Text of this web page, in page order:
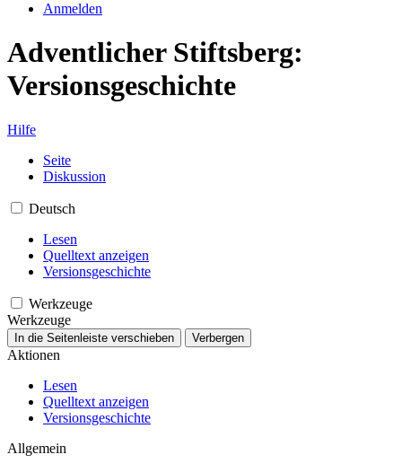
Anmelden
Adventlicher Stiftsberg:
Versionsgeschichte
Hilfe
Seite
Diskussion
Deutsch
Lesen
Quelltext anzeigen
Versionsgeschichte
Werkzeuge
Werkzeuge
In die Seitenleiste verschieben Verbergen
Aktionen
Lesen
Quelltext anzeigen
Versionsgeschichte
Allgemein